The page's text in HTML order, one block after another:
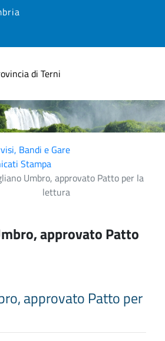
di Terni
Bandi e Gare
Stampa
Umbro, approvato Patto per la
lettura
approvato Patto
approvato Patto per